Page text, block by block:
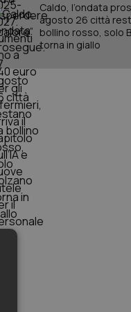
Caldo, l’ondata
agosto 26 città
bollino rosso, solo
torna in giallo